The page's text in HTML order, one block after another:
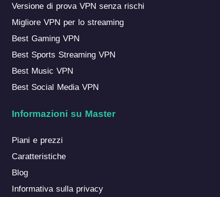
Versione di prova VPN senza rischi
Migliore VPN per lo streaming
Best Gaming VPN
Best Sports Streaming VPN
Best Music VPN
Best Social Media VPN
Informazioni su Master
Piani e prezzi
Caratteristiche
Blog
Informativa sulla privacy